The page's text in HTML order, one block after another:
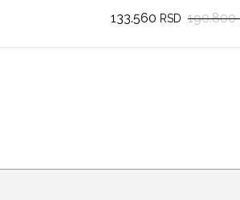
133.560 RSD 190.800